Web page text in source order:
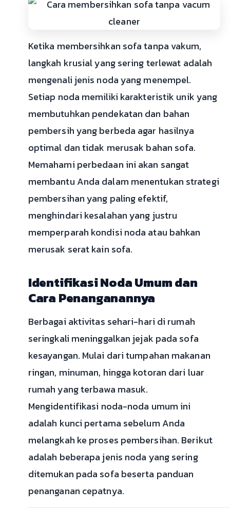
Ketika membersihkan sofa tanpa vakum,
langkah krusial yang sering terlewat adalah
mengenali jenis noda yang menempel.
Setiap noda memiliki karakteristik unik yang
membutuhkan pendekatan dan bahan
pembersih yang berbeda agar hasilnya
optimal dan tidak merusak bahan sofa.
Memahami perbedaan ini akan sangat
membantu Anda dalam menentukan strategi
pembersihan yang paling efektif,
menghindari kesalahan yang justru
memperparah kondisi noda atau bahkan
merusak serat kain sofa.
Identifikasi Noda Umum dan
Cara Penanganannya
Berbagai aktivitas sehari-hari di rumah
seringkali meninggalkan jejak pada sofa
kesayangan. Mulai dari tumpahan makanan
ringan, minuman, hingga kotoran dari luar
rumah yang terbawa masuk.
Mengidentifikasi noda-noda umum ini
adalah kunci pertama sebelum Anda
melangkah ke proses pembersihan. Berikut
adalah beberapa jenis noda yang sering
ditemukan pada sofa beserta panduan
penanganan cepatnya.